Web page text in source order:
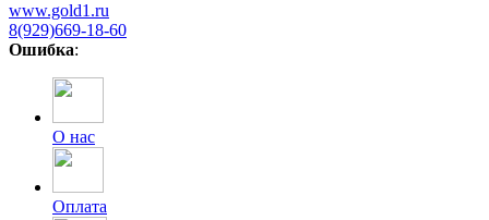
www.gold1.ru
8(929)669-18-60
Ошибка:
О нас
Оплата